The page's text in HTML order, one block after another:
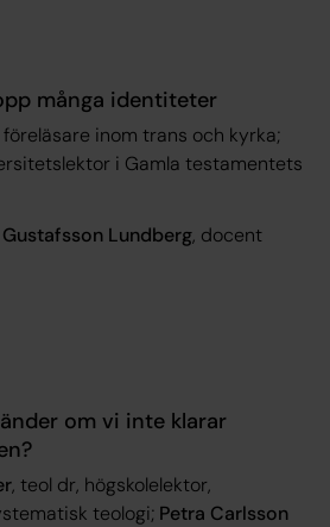
många identiteter
föreläsare inom trans och kyrka;
i Gamla testamentets
Lundberg, docent
om vi inte klarar
, teol dr, högskolelektor,
teologi; Petra Carlsson